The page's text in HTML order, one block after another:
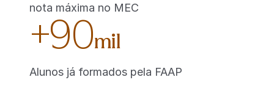
nota máxima no MEC
+90mil
Alunos já formados pela FAAP